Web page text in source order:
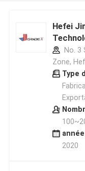
Hefei
No. 3
Zone,
Type
2020